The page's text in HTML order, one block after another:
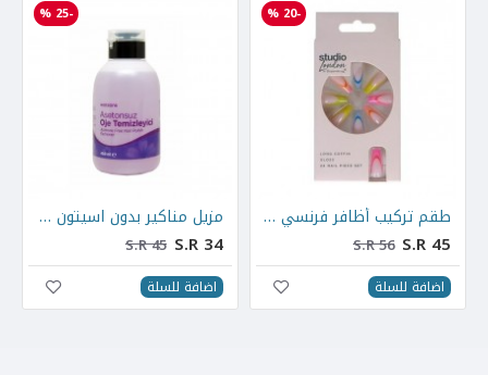
-20 %
طقم تركيب أظافر فرنسي ملونة 24 قطعة طويلة لامعة
S.R 45
S.R 56
اضافة للسلة
-25 %
مزيل مناكير بدون اسيتون سائل 450 مل
S.R 34
S.R 45
اضافة للسلة